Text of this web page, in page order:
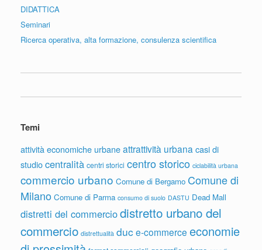
DIDATTICA
Seminari
Ricerca operativa, alta formazione, consulenza scientifica
Temi
attività economiche urbaneattrattività urbana casi di
studiocentralità centri storici centro storico ciclabilità urbana
commercio urbano Comune di Bergamo Comune di
Milano Comune di Parma consumo di suolo DASTU Dead Mall
distretti del commerciodistretto urbano del
commercio distrettualità duc e-commerce economie